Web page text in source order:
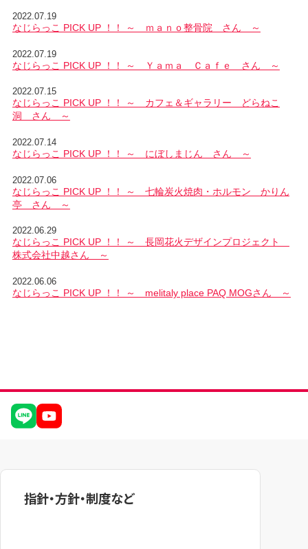
2022.07.19
なじらっこ PICK UP ！！ ～ ｍａｎｏ整骨院 さん ～
2022.07.19
なじらっこ PICK UP ！！ ～ Ｙａｍａ Ｃａｆｅ さん ～
2022.07.15
なじらっこ PICK UP ！！ ～ カフェ＆ギャラリー どらねこ
洞 さん ～
2022.07.14
なじらっこ PICK UP ！！ ～ にぼしまじん さん ～
2022.07.06
なじらっこ PICK UP ！！ ～ 七輪炭火焼肉・ホルモン かりん
亭 さん ～
2022.06.29
なじらっこ PICK UP ！！ ～ 長岡花火デザインプロジェクト
株式会社中越さん ～
2022.06.06
なじらっこ PICK UP ！！ ～ melitaly place PAQ MOGさん ～
指針・方針・制度など